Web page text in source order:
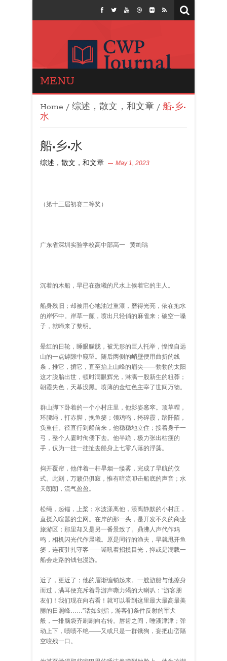
CWP Journal
MENU
Home / 综述，散文，和文章 / 船•乡•
水
船•乡•水
综述，散文，和文章 May 1, 2023
（第十三届初赛二等奖）
广东省深圳实验学校高中部高一 黄绚瑀
沉着的木船，早已在微曦的尺水上候着它的主人。
船身残旧；却被用心地油过重漆，磨得光亮，依在抱水
的岸怀中。岸草一颤，喷出只轻俏的麻雀来；破空一嗓
子，就啼来了黎明。
晕红的日轮，睡眼朦胧，被无形的巨人托举，惶惶自远
山的一点罅隙中窥望。随后两侧的峭壁便用曲折的线
条，推它，掮它，直至抬上山峰的眉尖——勃勃的太阳
这才脱胎出世，顿时满眼辉光，淋漓一股新生的粗莽；
朝霞失色，天幕没黑。喷薄的金红色主宰了世间万物。
群山脚下卧着的一个小村庄里，他影姿窸窣。顶草帽，
环腰绳，打赤脚，挽鱼篓；领鸡鸣，挎碎霞，踏阡陌，
负重任。径直行到船前来，他稳稳地立住；接着身子一
弓，整个人霎时佝偻下去。他半跪，极力张出枯瘦的
手，仅为一挂一挂扯去船身上七零八落的浮藻。
捣开覆帘，他伴着一杆旱烟一缕雾，完成了早航的仪
式。此刻，万籁仍俱寂，惟有暗流叩击船底的声音；水
天朗朗，流气盈盈。
松绳，起锚，上桨；水波漾离他，漾离静默的小村庄，
直搅入喧嚣的尘网。在岸的那一头，是开发不久的商业
旅游区；那里却又是另一番景致了。鼎沸人声代作鸡
鸣，相机闪光代作晨曦。原是同行的渔夫，早就甩开鱼
篓，连夜驻扎守客——嘶吼着招揽目光，抑或是满载一
船会走路的钱包漫游。
近了，更近了；他的眉渐缠锁起来。一艘游船与他擦身
而过，满耳便充斥着导游声嘶力竭的大喇叭：“游客朋
友们！我们现在向右看！就可以看到这里最大最高最美
丽的日照峰……”话如剑指，游客们条件反射的军犬
般，一排脑袋齐刷刷向右转。唇齿之间，唾液津津；弹
动上下，啧啧不绝——又或只是一群饿狗，妄把山峦隔
空咬残一口。